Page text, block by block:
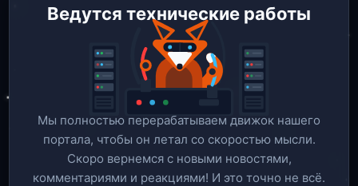
Ведутся технические работы
Мы полностью перерабатываем движок нашего
портала, чтобы он летал со скоростью мысли.
Скоро вернемся c новыми новостями,
комментариями и реакциями! И это точно не всё.